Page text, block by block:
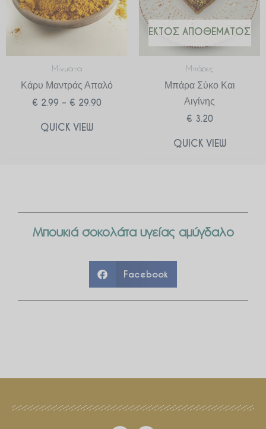
Μίγματα
Κάρυ Μαντράς Απαλό
€ 2.99 – € 29.90
QUICK VIEW
ΕΚΤΌΣ ΑΠΟΘΈΜΑΤΟΣ
Μπάρες
Μπάρα Σύκο Και
Αιγίνης
€ 3.20
QUICK VIEW
Μπουκιά σοκολάτα υγείας αμύγδαλο
Facebook